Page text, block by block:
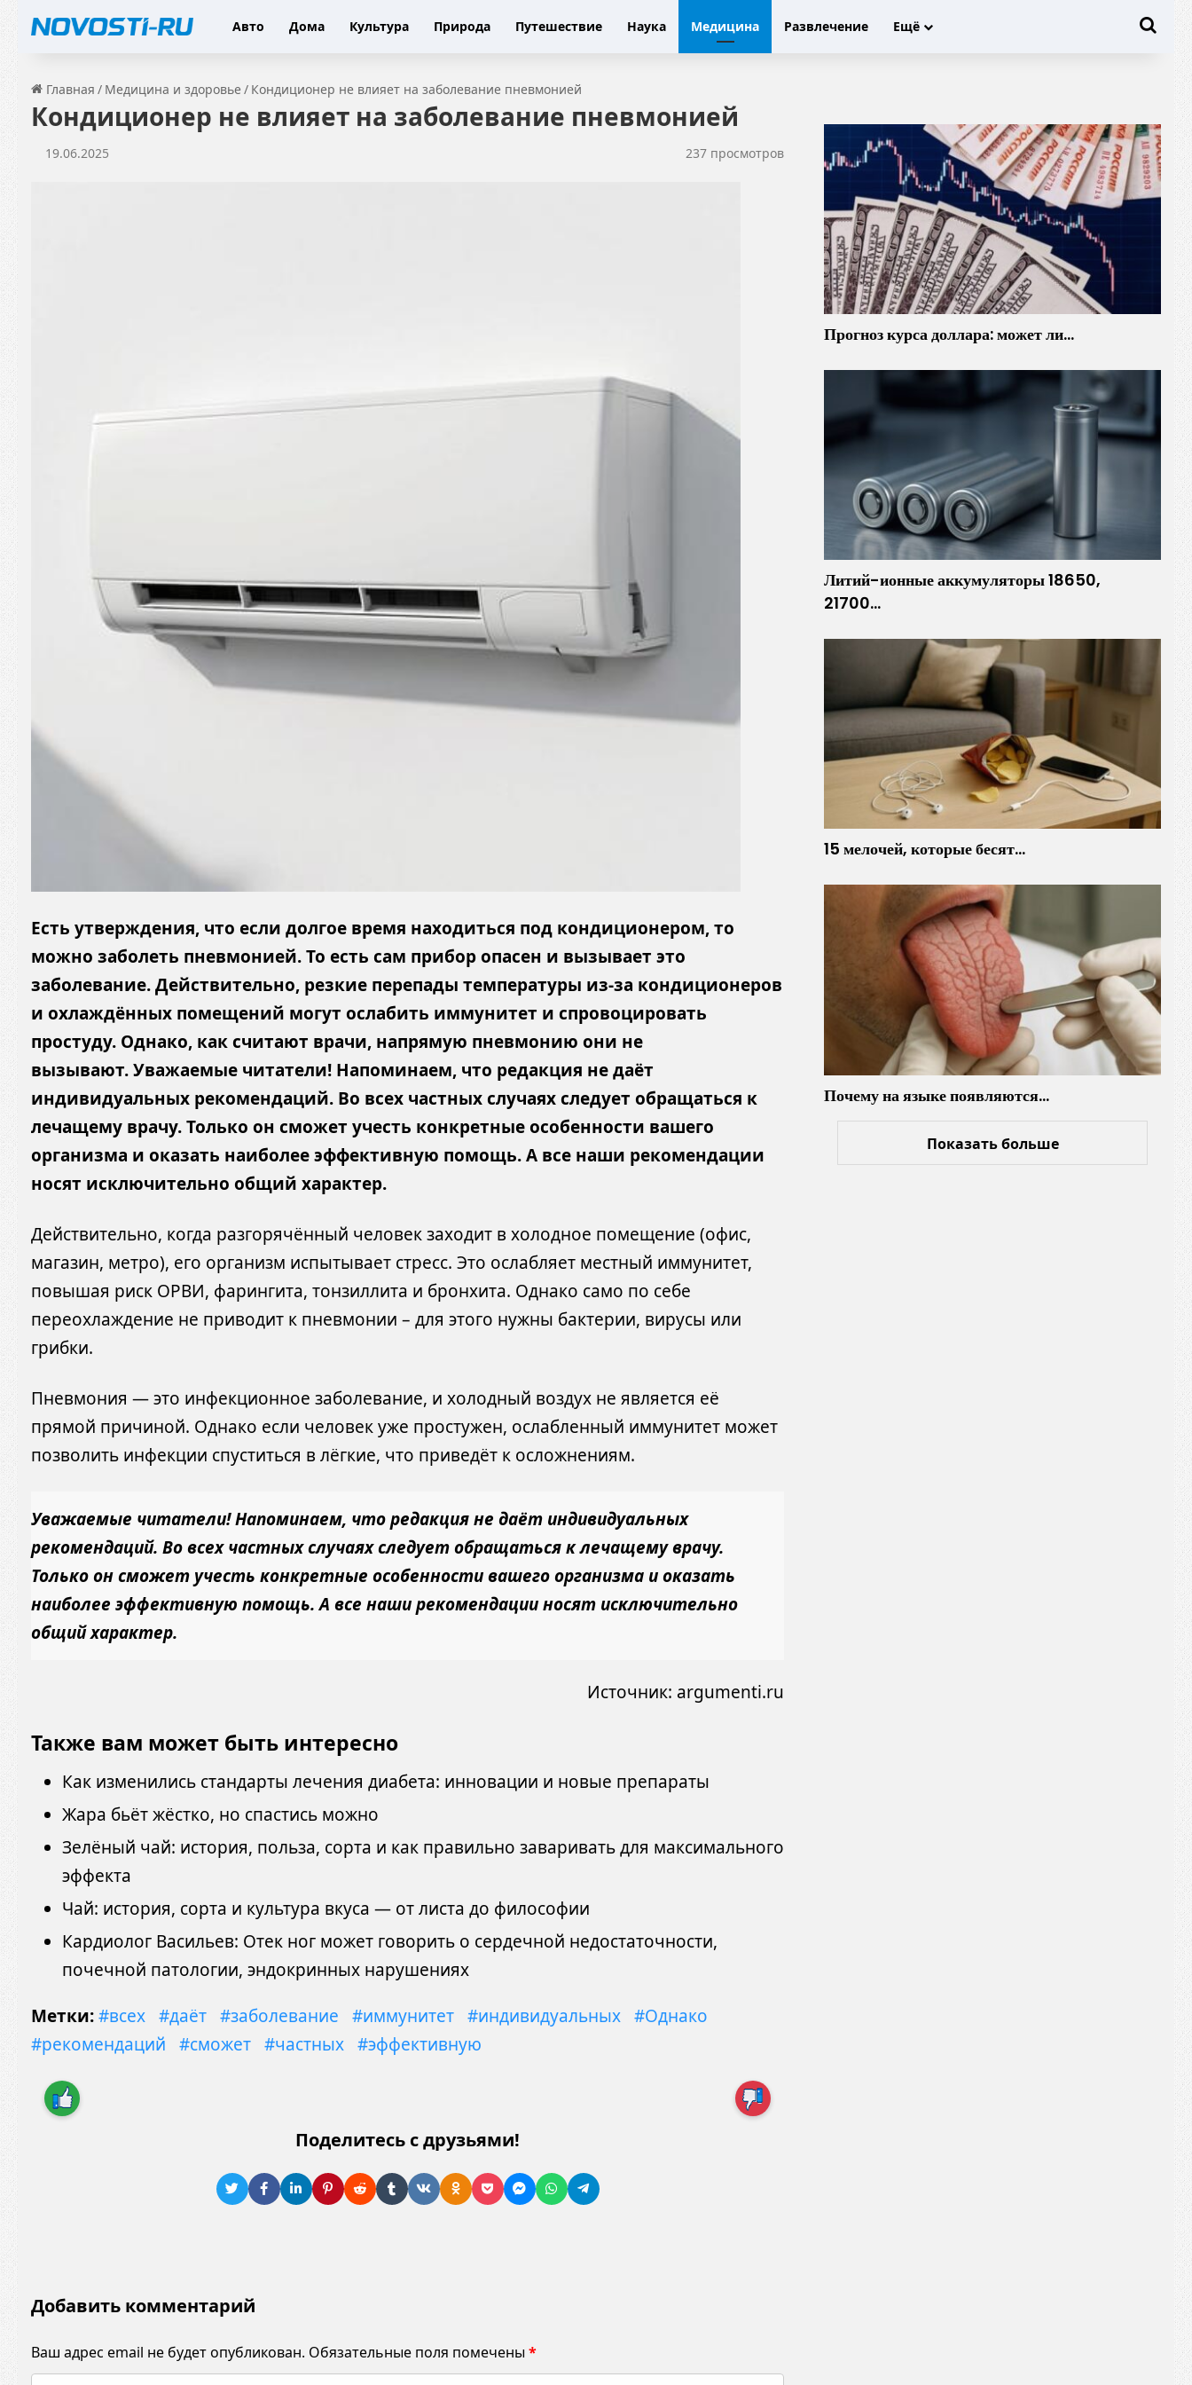
Авто Дома Культура Природа Путешествие Наука Медицина Развлечение Ещё
Главная / Медицина и здоровье/ Кондиционер не влияет на заболевание пневмонией
Кондиционер не влияет на заболевание пневмонией
19.06.2025 237 просмотров
Есть утверждения, что если долгое время находиться под кондиционером, то
можно заболеть пневмонией. То есть сам прибор опасен и вызывает это
заболевание. Действительно, резкие перепады температуры из-за кондиционеров
и охлаждённых помещений могут ослабить иммунитет и спровоцировать
простуду. Однако, как считают врачи, напрямую пневмонию они не
вызывают. Уважаемые читатели! Напоминаем, что редакция не даёт
индивидуальных рекомендаций. Во всех частных случаях следует обращаться к
лечащему врачу. Только он сможет учесть конкретные особенности вашего
организма и оказать наиболее эффективную помощь. А все наши рекомендации
носят исключительно общий характер.
Действительно, когда разгорячённый человек заходит в холодное помещение (офис,
магазин, метро), его организм испытывает стресс. Это ослабляет местный иммунитет,
повышая риск ОРВИ, фарингита, тонзиллита и бронхита. Однако само по себе
переохлаждение не приводит к пневмонии – для этого нужны бактерии, вирусы или
грибки.
Пневмония — это инфекционное заболевание, и холодный воздух не является её
прямой причиной. Однако если человек уже простужен, ослабленный иммунитет может
позволить инфекции спуститься в лёгкие, что приведёт к осложнениям.
Уважаемые читатели! Напоминаем, что редакция не даёт индивидуальных
рекомендаций. Во всех частных случаях следует обращаться к лечащему врачу.
Только он сможет учесть конкретные особенности вашего организма и оказать
наиболее эффективную помощь. А все наши рекомендации носят исключительно
общий характер.
Источник: argumenti.ru
Также вам может быть интересно
Как изменились стандарты лечения диабета: инновации и новые препараты
Жара бьёт жёстко, но спастись можно
Зелёный чай: история, польза, сорта и как правильно заваривать для максимального
эффекта
Чай: история, сорта и культура вкуса — от листа до философии
Кардиолог Васильев: Отек ног может говорить о сердечной недостаточности,
почечной патологии, эндокринных нарушениях
Метки:#всех #даёт #заболевание #иммунитет #индивидуальных #Однако
#рекомендаций
#сможет #частных #эффективную
Поделитесь с друзьями!
Добавить комментарий
Ваш адрес email не будет опубликован. Обязательные поля помечены *
Прогноз курса доллара: может ли…
Литий-ионные аккумуляторы 18650,
21700…
15 мелочей, которые бесят…
Почему на языке появляются…
Показать больше